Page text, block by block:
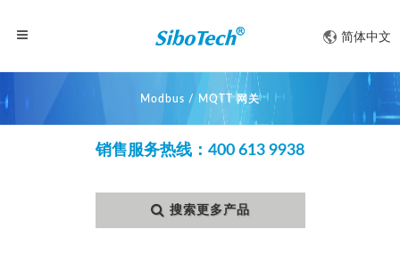
简体中文
Modbus / MQTT 网关
销售服务热线：400 613 9938
搜索更多产品